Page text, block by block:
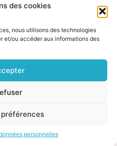
des cookies
nous utilisons des technologies
et/ou accéder aux informations des
personnelles
juillet 22, 2022 à 10:33 am
aura plus l’habitude de ces
signés.
lignes du statut fiscal
international-